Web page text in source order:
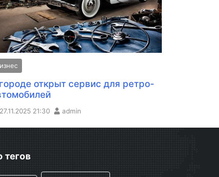
открыт сервис для ретро-
27.11.2025 21:30 admin
тегов